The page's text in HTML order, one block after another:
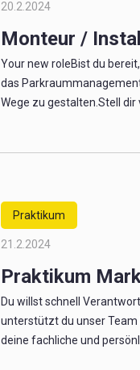
20.2.2024
Monteur /
Your new roleBist du
das
Wege zu gestalten.Stell dir
Praktikum
21.2.2024
Praktikum
Du willst schnell
unterstützt du unser
deine fachliche und